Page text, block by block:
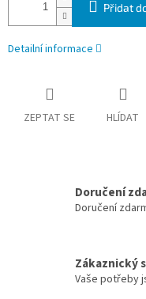
Přidat
Detailní informace
ZEPTAT SE HLÍDAT
Doručení
Doručení
Zákaznický
Vaše potřeby